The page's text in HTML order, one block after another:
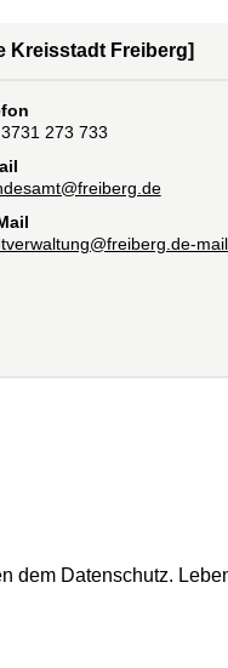
Kreisstadt Freiberg]
273 733
dem Datenschutz.